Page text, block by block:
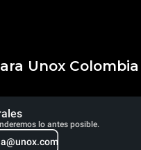
Unox Colombia
lo antes posible.